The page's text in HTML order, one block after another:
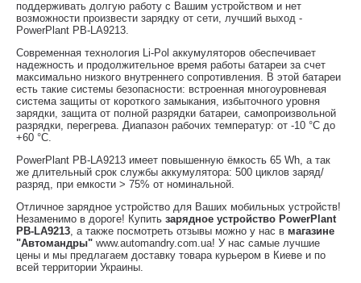
поддерживать долгую работу с Вашим устройством и нет
возможности произвести зарядку от сети, лучший выход -
PowerPlant PB-LA9213.
Современная технология Li-Pol аккумуляторов обеспечивает
надежность и продолжительное время работы батареи за счет
максимально низкого внутреннего сопротивления. В этой батареи
есть такие системы безопасности: встроенная многоуровневая
система защиты от короткого замыкания, избыточного уровня
зарядки, защита от полной разрядки батареи, самопроизвольной
разрядки, перегрева. Диапазон рабочих температур: от -10 °С до
+60 °С.
PowerPlant PB-LA9213 имеет повышенную ёмкость 65 Wh, а так
же длительный срок службы аккумулятора: 500 циклов заряд/
разряд, при емкости > 75% от номинальной.
Отличное зарядное устройство для Ваших мобильных устройств!
Незаменимо в дороге! Купить зарядное устройство PowerPlant
PB-LA9213, а также посмотреть отзывы можно у нас в магазине
"Автомандры" www.automandry.com.ua! У нас самые лучшие
цены и мы предлагаем доставку товара курьером в Киеве и по
всей территории Украины.